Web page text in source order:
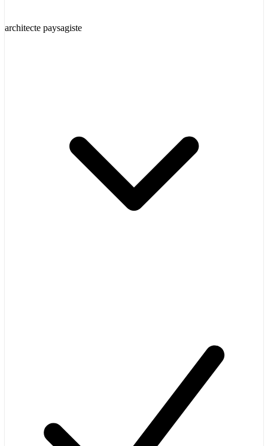
architecte paysagiste